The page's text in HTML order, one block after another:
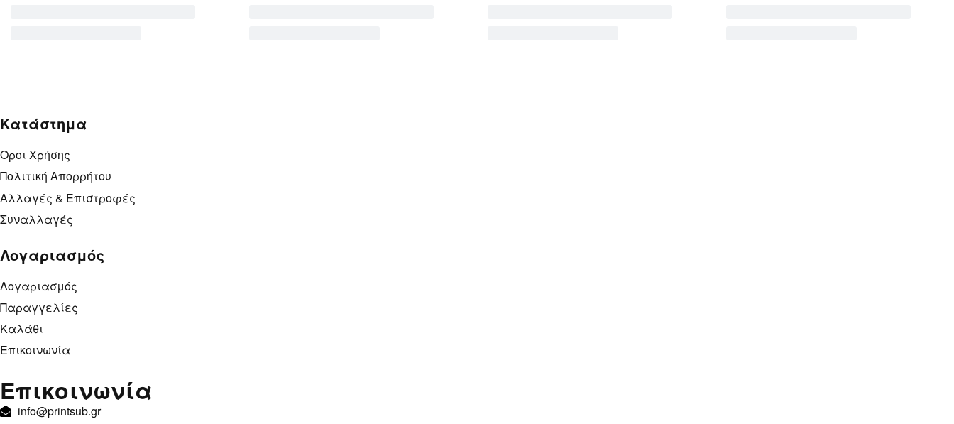
Κατάστημα
Όροι Χρήσης
Πολιτική Απορρήτου
Αλλαγές & Επιστροφές
Συναλλαγές
Λογαριασμός
Λογαριασμός
Παραγγελίες
Καλάθι
Επικοινωνία
Επικοινωνία
info@printsub.gr